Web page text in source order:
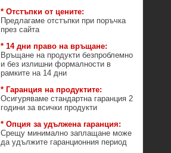
* Отстъпки от цените:
Предлагаме отстъпки при поръчка
през сайта
* 14 дни право на връщане:
Връщане на продукти безпроблемно
и без излишни формалности в
рамките на 14 дни
* Гаранция на продуктите:
Осигуряваме стандартна гаранция 2
години за всички продукти
* Опция за удължена гаранция:
Срещу минимално заплащане може
да удължите гаранционния период